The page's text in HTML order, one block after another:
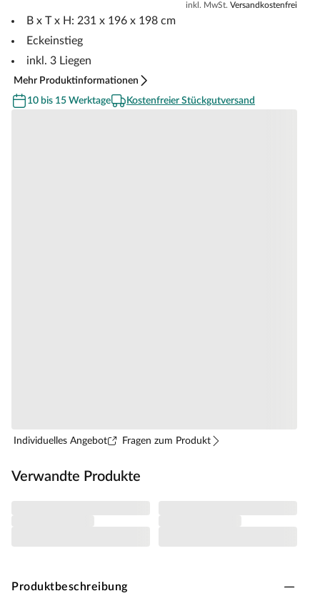
inkl. MwSt. Versandkostenfrei
B x T x H: 231 x 196 x 198 cm
Eckeinstieg
inkl. 3 Liegen
Mehr Produktinformationen
10 bis 15 Werktage
Kostenfreier Stückgutversand
Individuelles Angebot Fragen zum Produkt
Verwandte Produkte
Produktbeschreibung